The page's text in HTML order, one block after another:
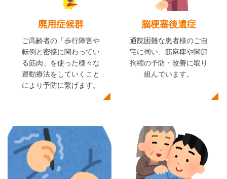
廃用症候群
ご高齢者の「歩行障害や
転倒と密接に関わってい
る筋肉」を使った様々な
運動療法をしていくこと
により予防に繋げます。
脳梗塞後遺症
通院困難な患者様のご自
宅に伺い、筋麻痺や関節
拘縮の予防・改善に取り
組んでいます。